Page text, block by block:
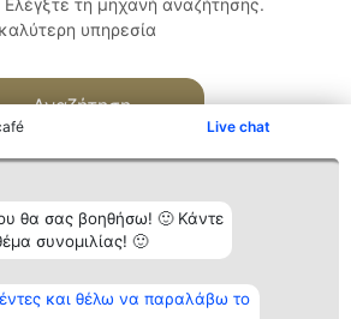
Live chat
θα σας βοηθήσω! 🙂 Κάντε
συνομιλίας! 🙂
και θέλω να παραλάβω το
τη μηχανή αναζήτησης.
υπηρεσία
Αναζήτηση
Κατάταξη
Διακριθέντες
Επικοινωνία
Επικοινωνία